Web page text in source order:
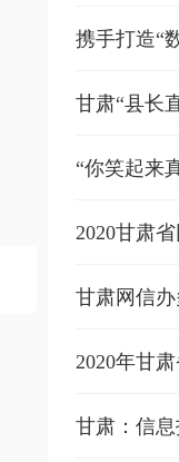
携手打造“
甘肃“县长
“你笑起来
2020甘肃
甘肃网信
2020年甘
甘肃：信